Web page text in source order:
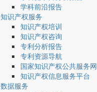
学科前沿报告
知识产权服务
知识产权培训
知识产权咨询
专利分析报告
专利资源导航
国家知识产权公共服务网
知识产权信息服务平台
数据服务